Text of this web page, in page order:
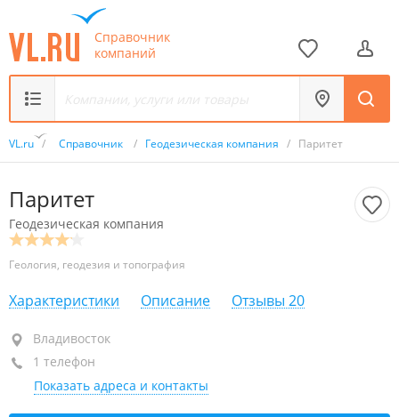
Справочник
компаний
VL.ru / Справочник / Геодезическая компания / Паритет
Паритет
Геодезическая компания
Геология, геодезия и топография
Характеристики Описание Отзывы 20
Владивосток
+7 914 695-89-81
сегодня закрыто
Владивосток
1 телефон
Показать адреса и контакты